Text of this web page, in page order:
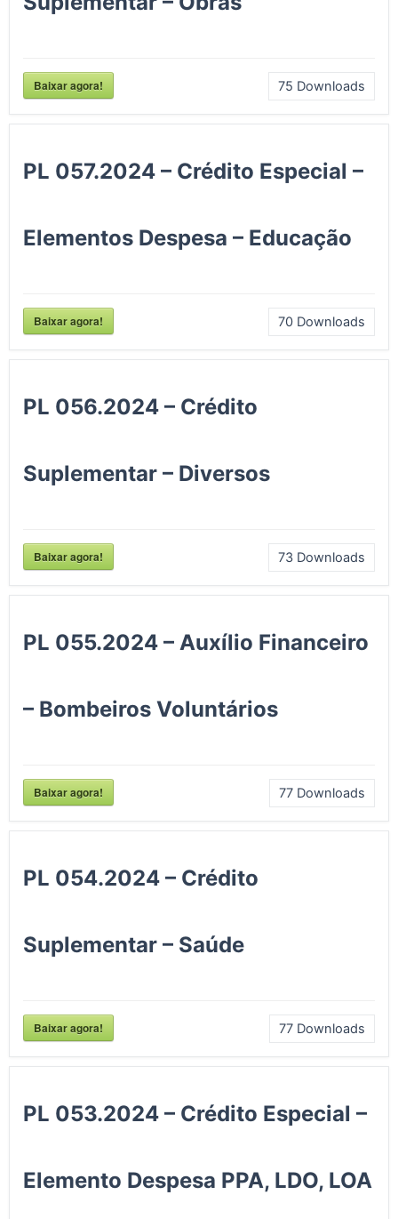
Baixar agora! 75 Downloads
PL 057.2024 – Crédito Especial –
Elementos Despesa – Educação
Baixar agora! 70 Downloads
PL 056.2024 – Crédito
Suplementar – Diversos
Baixar agora! 73 Downloads
PL 055.2024 – Auxílio Financeiro
– Bombeiros Voluntários
Baixar agora! 77 Downloads
PL 054.2024 – Crédito
Suplementar – Saúde
Baixar agora! 77 Downloads
PL 053.2024 – Crédito Especial –
Elemento Despesa PPA, LDO, LOA